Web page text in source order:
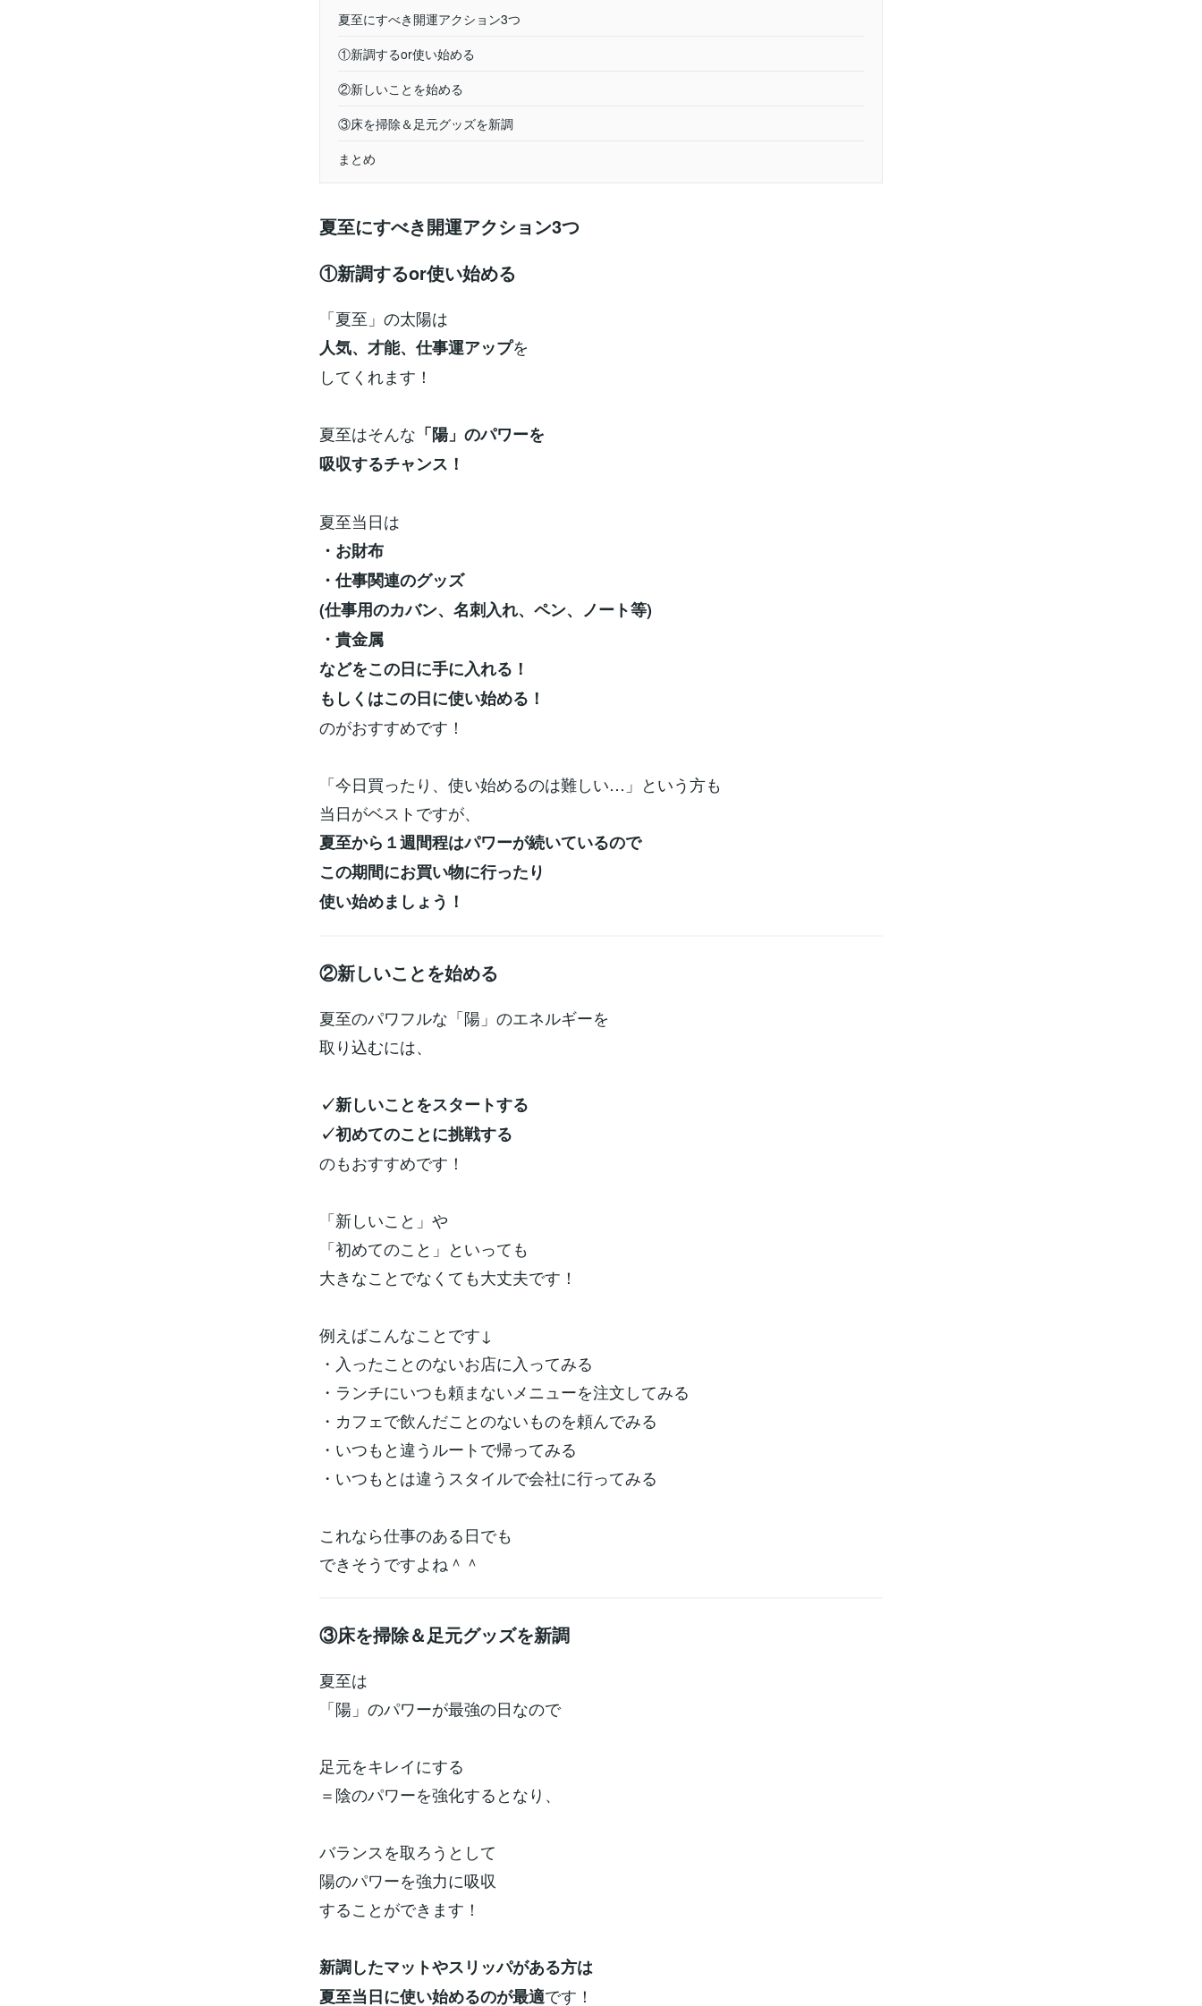
夏至にすべき開運アクション3つ
①新調するor使い始める
②新しいことを始める
③床を掃除＆足元グッズを新調
まとめ
夏至にすべき開運アクション3つ
①新調するor使い始める
「夏至」の太陽は
人気、才能、仕事運アップを
してくれます！
夏至はそんな 「陽」のパワーを
吸収するチャンス！
夏至当日は
・お財布
・仕事関連のグッズ
(仕事用のカバン、名刺入れ、ペン、ノート等)
・貴金属
などをこの日に手に入れる！
もしくはこの日に使い始める！
のがおすすめです！
「今日買ったり、使い始めるのは難しい…」という方も
当日がベストですが、
夏至から１週間程はパワーが続いているので
この期間にお買い物に行ったり
使い始めましょう！
②新しいことを始める
夏至のパワフルな「陽」のエネルギーを
取り込むには、
✓新しいことをスタートする
✓初めてのことに挑戦する
のもおすすめです！
「新しいこと」や
「初めてのこと」といっても
大きなことでなくても大丈夫です！
例えばこんなことです↓
・入ったことのないお店に入ってみる
・ランチにいつも頼まないメニューを注文してみる
・カフェで飲んだことのないものを頼んでみる
・いつもと違うルートで帰ってみる
・いつもとは違うスタイルで会社に行ってみる
これなら仕事のある日でも
できそうですよね＾＾
③床を掃除＆足元グッズを新調
夏至は
「陽」のパワーが最強の日なので
足元をキレイにする
＝陰のパワーを強化するとなり、
バランスを取ろうとして
陽のパワーを強力に吸収
することができます！
新調したマットやスリッパがある方は
夏至当日に使い始めるのが最適です！